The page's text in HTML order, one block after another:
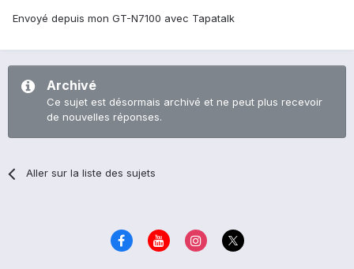
Envoyé depuis mon GT-N7100 avec Tapatalk
Archivé
Ce sujet est désormais archivé et ne peut plus recevoir
de nouvelles réponses.
Aller sur la liste des sujets